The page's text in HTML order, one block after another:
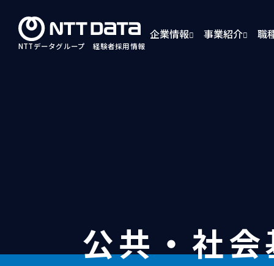
NTTデータグループ 経験者採用情報
企業情報 事業紹介 職
公共・社